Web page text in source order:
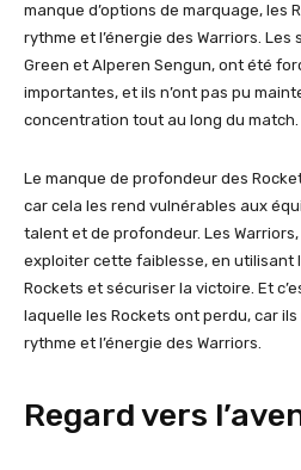
manque d’options de marquage, les
rythme et l’énergie des Warriors. Les
Green et Alperen Sengun, ont été
importantes, et ils n’ont pas pu
concentration tout au long du match.
Le manque de profondeur des
car cela les rend vulnérables aux
talent et de profondeur. Les
exploiter cette faiblesse, en utilisant
Rockets et sécuriser la victoire. Et
laquelle les Rockets ont perdu, car ils
rythme et l’énergie des Warriors.
Regard vers